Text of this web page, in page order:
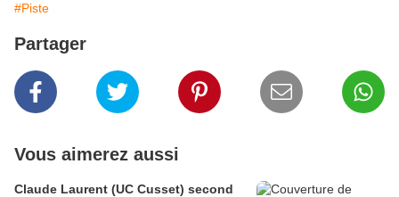
#Piste
Partager
Vous aimerez aussi
Claude Laurent (UC Cusset) second